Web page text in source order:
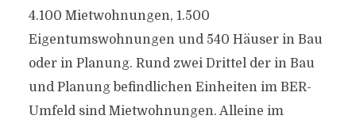
4.100 Mietwohnungen, 1.500
Eigentumswohnungen und 540 Häuser in Bau
oder in Planung. Rund zwei Drittel der in Bau
und Planung befindlichen Einheiten im BER-
Umfeld sind Mietwohnungen. Alleine im